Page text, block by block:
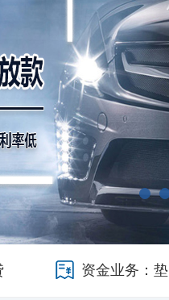
资金业务：